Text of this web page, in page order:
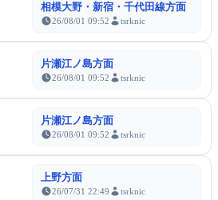
相模大野・新宿・千代田線方面
26/08/01 09:52 tsrknic
片瀬江ノ島方面
26/08/01 09:52 tsrknic
片瀬江ノ島方面
26/08/01 09:52 tsrknic
上野方面
26/07/31 22:49 tsrknic